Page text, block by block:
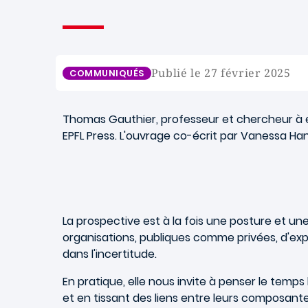
COMMUNIQUÉS Publié le 27 février 2025
Thomas Gauthier, professeur et chercheur à
EPFL Press. L'ouvrage co-écrit par Vanessa
La prospective est à la fois une posture et
organisations, publiques comme privées,
dans l'incertitude.
En pratique, elle nous invite à penser le
et en tissant des liens entre leurs